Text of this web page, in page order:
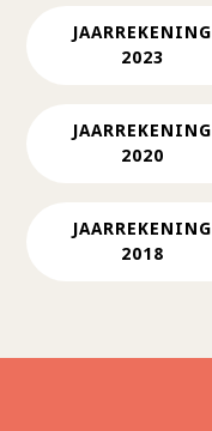
JAARREKENING
2023
JAARREKENING
2020
JAARREKENING
2018